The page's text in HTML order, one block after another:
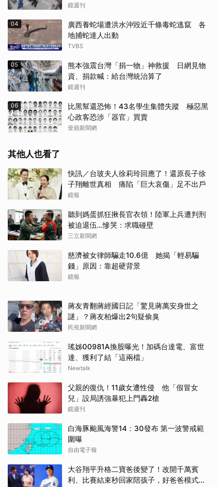
鏡週刊
04
廣西養蛇場遭洪水沖毀近千條毒蛇逃竄 各
地捕蛇達人出動
TVBS
05
熊本強震台灣「捐一物」神救援 日網見物
資、捐款喊：給台灣統治算了
鏡週刊
06
比黑幫還恐怖！43名學生集體失蹤 極惡黑
心政客恐涉「器官」買賣
壹蘋新聞網
其他人也看了
快訊／台玻夫人徐莉玲回應了！還原長子徐
子翔離世真相 痛陷「巨大哀傷」足不出戶
鏡報
聽到媽蛋抓狂揪長官衣領！陸軍上兵遭判刑
被迫退伍…慘哭：求職碰壁
三立新聞網
慈濟被女律師騙走10.6億 她揭「輕易騙
錢」原因：靠超硬背景
鏡報
蔣友青翻蔣經國日記「驚見蔣萬安身世之
謎」？蔣友柏爆出2句疑偷臭
民視新聞網
瑤姊00981A換股曝光！加碼台達電、富世
達、獲利了結「這兩檔」
Newtalk
父親的復仇！11歲女遭性侵 他「假冒女
兒」設局誘強暴犯上門轟2槍
鏡週刊
白海豚颱風海警14：30發布 第一波警戒範
圍曝
自由電子報
大谷翔平升格二寶爸後變了！改開千萬賓
利、比賽結束秒回家陪孩子，好爸爸模式全